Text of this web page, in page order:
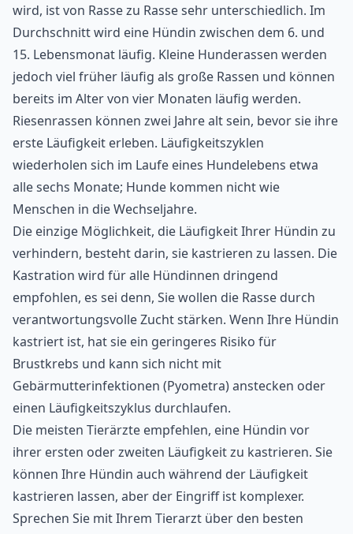
wird, ist von Rasse zu Rasse sehr unterschiedlich. Im
Durchschnitt wird eine Hündin zwischen dem 6. und
15. Lebensmonat läufig. Kleine Hunderassen werden
jedoch viel früher läufig als große Rassen und können
bereits im Alter von vier Monaten läufig werden.
Riesenrassen können zwei Jahre alt sein, bevor sie ihre
erste Läufigkeit erleben. Läufigkeitszyklen
wiederholen sich im Laufe eines Hundelebens etwa
alle sechs Monate; Hunde kommen nicht wie
Menschen in die Wechseljahre.
Die einzige Möglichkeit, die Läufigkeit Ihrer Hündin zu
verhindern, besteht darin, sie kastrieren zu lassen. Die
Kastration wird für alle Hündinnen dringend
empfohlen, es sei denn, Sie wollen die Rasse durch
verantwortungsvolle Zucht stärken. Wenn Ihre Hündin
kastriert ist, hat sie ein geringeres Risiko für
Brustkrebs und kann sich nicht mit
Gebärmutterinfektionen (Pyometra) anstecken oder
einen Läufigkeitszyklus durchlaufen.
Die meisten Tierärzte empfehlen, eine Hündin vor
ihrer ersten oder zweiten Läufigkeit zu kastrieren. Sie
können Ihre Hündin auch während der Läufigkeit
kastrieren lassen, aber der Eingriff ist komplexer.
Sprechen Sie mit Ihrem Tierarzt über den besten